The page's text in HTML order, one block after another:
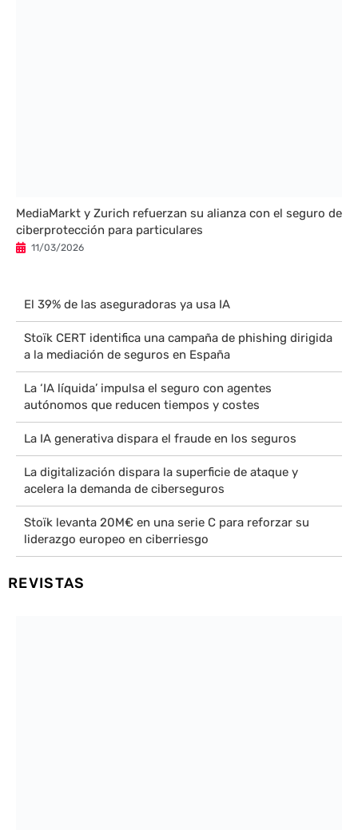
MediaMarkt y Zurich refuerzan su alianza con el seguro de
ciberprotección para particulares
11/03/2026
El 39% de las aseguradoras ya usa IA
Stoïk CERT identifica una campaña de phishing dirigida
a la mediación de seguros en España
La ‘IA líquida’ impulsa el seguro con agentes
autónomos que reducen tiempos y costes
La IA generativa dispara el fraude en los seguros
La digitalización dispara la superficie de ataque y
acelera la demanda de ciberseguros
Stoïk levanta 20M€ en una serie C para reforzar su
liderazgo europeo en ciberriesgo
REVISTAS